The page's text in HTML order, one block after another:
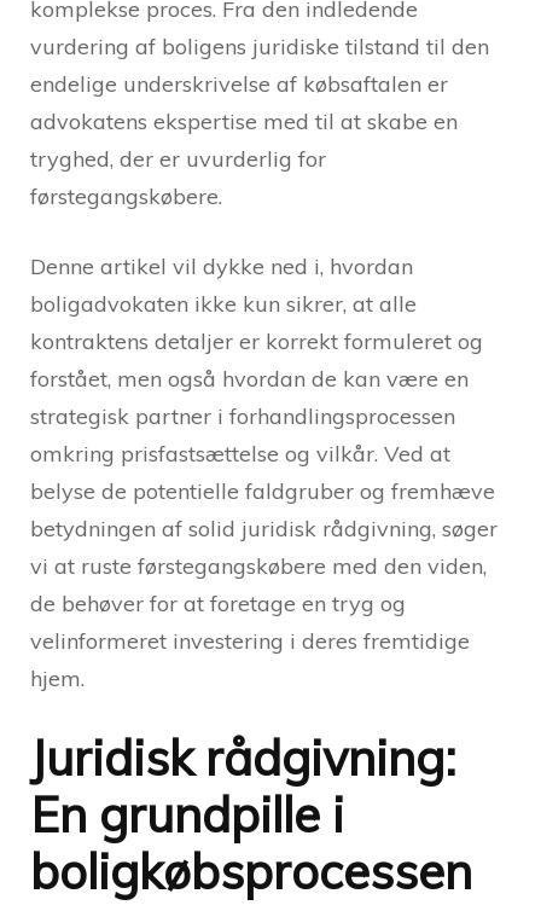
komplekse proces. Fra den indledende
vurdering af boligens juridiske tilstand til den
endelige underskrivelse af købsaftalen er
advokatens ekspertise med til at skabe en
tryghed, der er uvurderlig for
førstegangskøbere.
Denne artikel vil dykke ned i, hvordan
boligadvokaten ikke kun sikrer, at alle
kontraktens detaljer er korrekt formuleret og
forstået, men også hvordan de kan være en
strategisk partner i forhandlingsprocessen
omkring prisfastsættelse og vilkår. Ved at
belyse de potentielle faldgruber og fremhæve
betydningen af solid juridisk rådgivning, søger
vi at ruste førstegangskøbere med den viden,
de behøver for at foretage en tryg og
velinformeret investering i deres fremtidige
hjem.
Juridisk rådgivning:
En grundpille i
boligkøbsprocessen